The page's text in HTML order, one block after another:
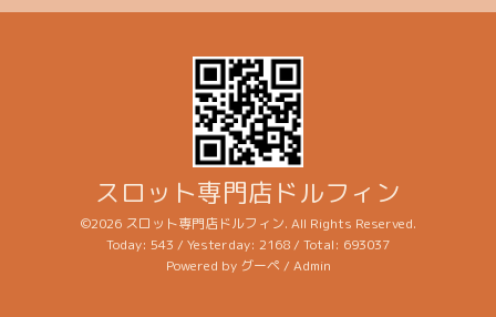
スロット専門店ドルフィン
©2026 スロット専門店ドルフィン. All Rights Reserved.
Today: 543 / Yesterday: 2168/ Total: 693037
Powered by グーペ / Admin